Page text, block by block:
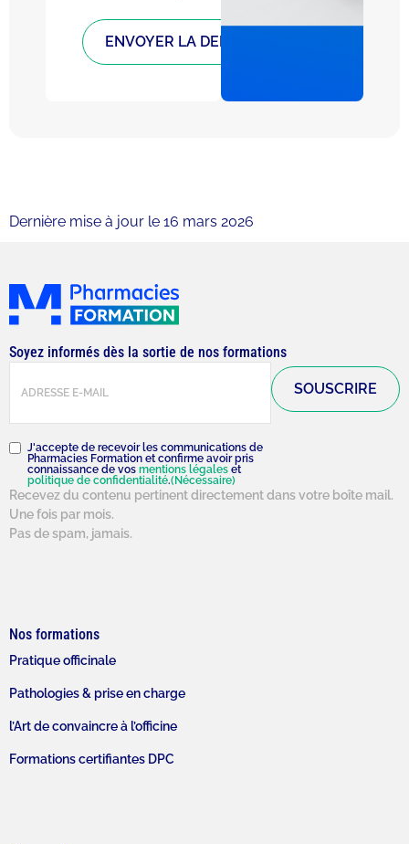
Dernière mise à jour le 16 mars 2026
Soyez informés dès la sortie de nos formations
E-
RGPD(Nécessaire)
J'accepte de recevoir les communications de
Pharmacies Formation et confirme avoir pris
connaissance de vos mentions légales et
politique de confidentialité.(Nécessaire)
Recevez du contenu pertinent directement dans votre boîte mail.
Une fois par mois.
Pas de spam, jamais.
Nos formations
Pratique officinale
Pathologies & prise en charge
l’Art de convaincre à l’officine
Formations certifiantes DPC